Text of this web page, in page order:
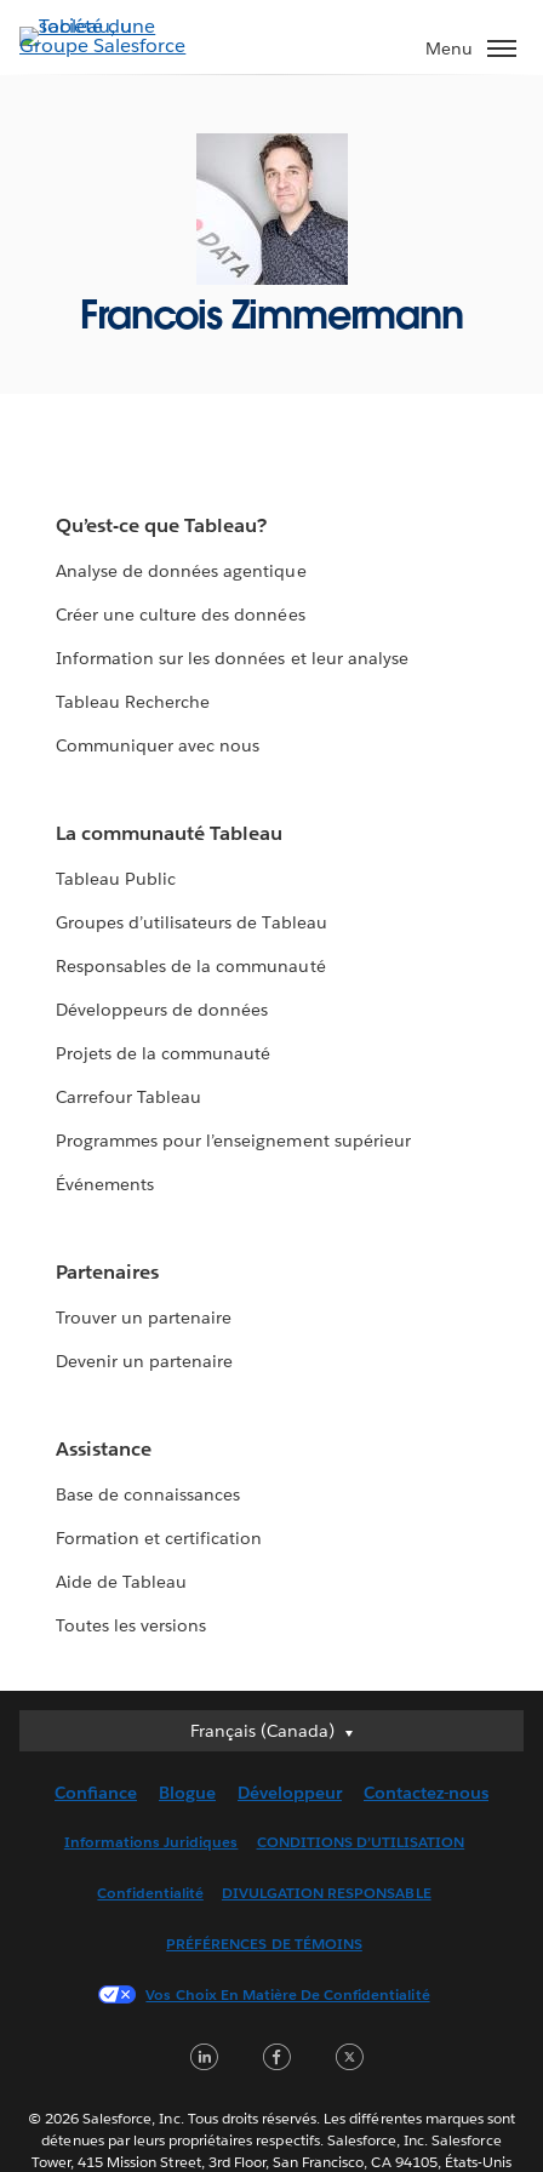
Aller
au
Menu
Francois Zimmermann
Qu’est-ce que Tableau?
Analyse de données agentique
Créer une culture des données
Information sur les données et leur analyse
Tableau Recherche
Communiquer avec nous
La communauté Tableau
Tableau Public
Groupes d’utilisateurs de Tableau
Responsables de la communauté
Développeurs de données
Projets de la communauté
Carrefour Tableau
Programmes pour l’enseignement supérieur
Événements
Partenaires
Trouver un partenaire
Devenir un partenaire
Assistance
Base de connaissances
Formation et certification
Aide de Tableau
Toutes les versions
Français (Canada)
Français (Canada)
English (UK)
Français (France)
한국어
Português
ไทย
Confiance Blogue Développeur Contactez-nous
Informations Juridiques CONDITIONS D’UTILISATION
Confidentialité DIVULGATION RESPONSABLE
PRÉFÉRENCES DE TÉMOINS
Vos Choix En Matière De Confidentialité
LinkedInFacebook
© 2026 Salesforce, Inc. Tous droits réservés. Les différentes marques sont
détenues par leurs propriétaires respectifs. Salesforce, Inc. Salesforce
Tower, 415 Mission Street, 3rd Floor, San Francisco, CA 94105, États-Unis